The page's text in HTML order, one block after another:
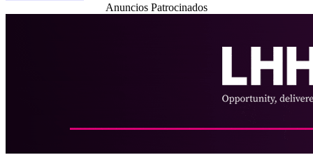
Anuncios Patrocinados